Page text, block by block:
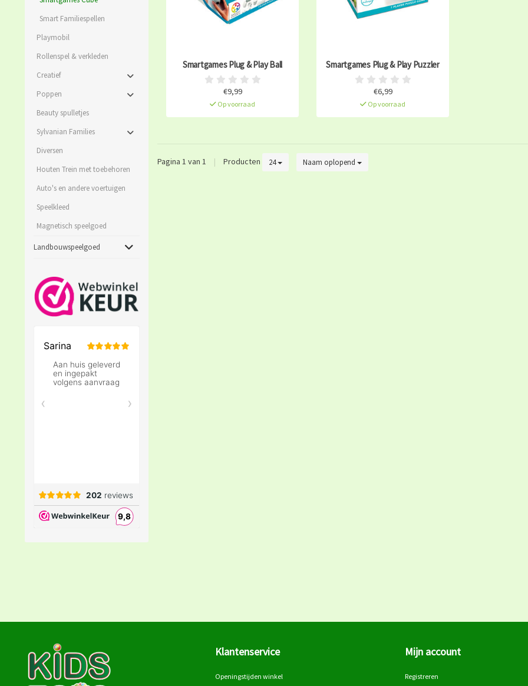
Smart Familiespellen
Playmobil
Rollenspel & verkleden
Creatief
Poppen
Beauty spulletjes
Sylvanian Families
Diversen
Houten Trein met toebehoren
Auto's en andere voertuigen
Speelkleed
Magnetisch speelgoed
Landbouwspeelgoed
Smartgames Plug & Play Ball
€9,99
Op voorraad
Smartgames Plug & Play Puzzler
€6,99
Op voorraad
Pagina 1 van 1 | Producten 24 Naam oplopend
Klantenservice
Openingstijden winkel
Mijn account
Registreren